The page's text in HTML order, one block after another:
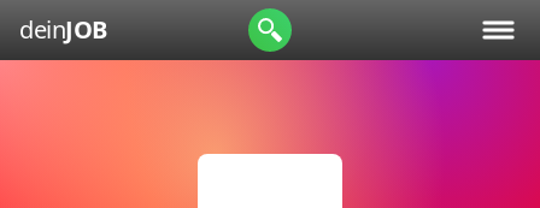
deinJOB